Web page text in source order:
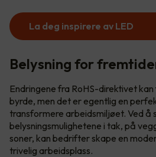
La deg inspirere av LED
Belysning for
Endringene fra RoHS-direktivet
byrde, men det er egentlig en
transformere arbeidsmiljøet. Ved å
belysningsmulighetene i tak, på
soner, kan bedrifter skape en
trivelig arbeidsplass.